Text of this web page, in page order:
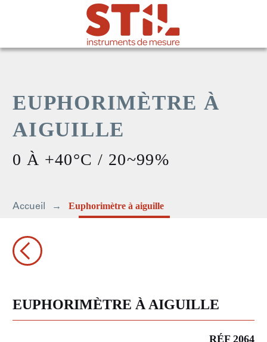
EUPHORIMÈTRE À
AIGUILLE
0 À +40°C / 20~99%
Accueil Euphorimètre à aiguille
EUPHORIMÈTRE À AIGUILLE
RÉF 2064